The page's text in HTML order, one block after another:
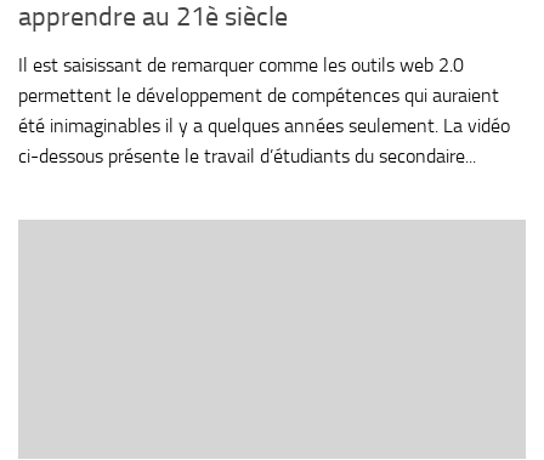
apprendre au 21è siècle
Il est saisissant de remarquer comme les outils web 2.0
permettent le développement de compétences qui auraient
été inimaginables il y a quelques années seulement. La vidéo
ci-dessous présente le travail d’étudiants du secondaire...